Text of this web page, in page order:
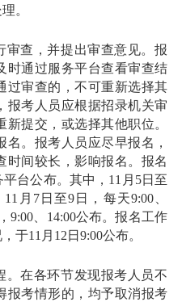
。
审查，并提出审查意见。报
时通过服务平台查看审查结
过审查的，不可重新选择其
报考人员应根据招录机关审
提交，或选择其他职位。
。报考人员应尽早报名，
时间较长，影响报名。报名
台公布。其中，11月5日至
月7日至9日，每天9:00、
9:00、14:00公布。报名工作
于11月12日9:00公布。
。在各环节发现报考人员不
报考情形的，均予取消报考